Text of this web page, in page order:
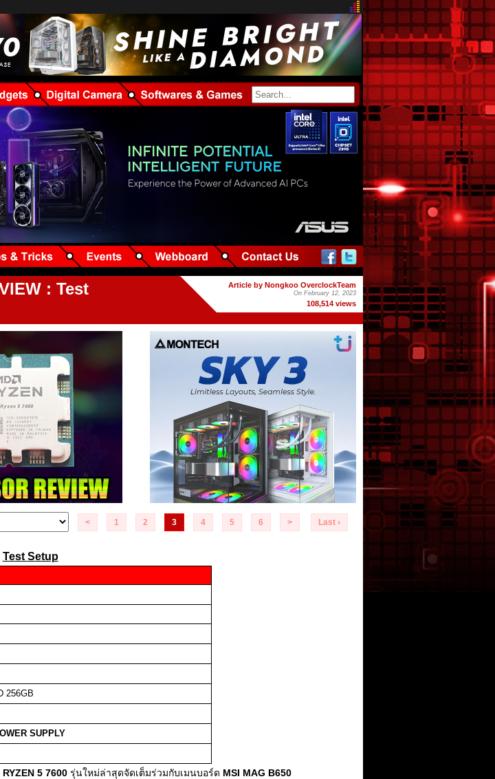
: Test
Article by Nongkoo OverclockTeam
On February 12, 2023
108,514 views
< 1 2 3 4 5 6 > Last ›
Test Setup
256GB
SUPPLY
RYZEN 5 7600 รุ่นใหม่ล่าสุดจัดเต็มร่วมกับเมนบอร์ด MSI MAG B650